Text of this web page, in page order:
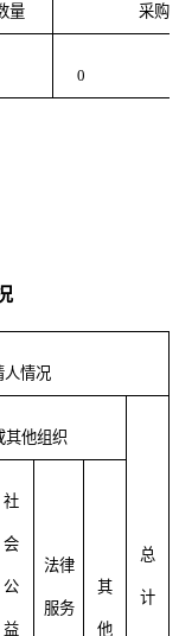
量 采购
0
人情况
其他组织
总
计
社
会
公
益
法律
服务
其
他